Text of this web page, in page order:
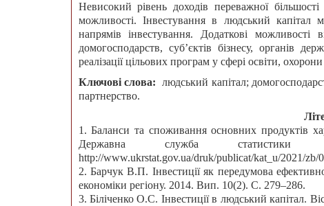
Невисокий рівень доходів переважної
можливості. Інвестування в людський капітал
напрямів інвестування. Додаткові можливості
домогосподарств, суб’єктів бізнесу, органів
реалізації цільових програм у сфері освіти,
Ключові слова:
людський капітал;
партнерство.
1. Баланси та споживання основних продуктів
Державна служба
http://www.ukrstat.gov.ua/druk/publicat/kat_u/2021/
2. Барчук В.П. Інвестиції як передумова
економіки регіону. 2014. Вип. 10(2). С. 279–286.
3. Біліченко О.С. Інвестиції в людський